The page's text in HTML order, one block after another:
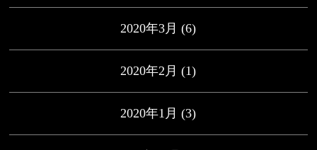
2020年3月 (6)
2020年2月 (1)
2020年1月 (3)